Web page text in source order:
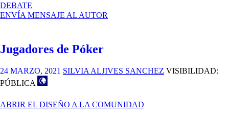
DEBATE
ABRIR
LA
–
FASE
1
CLASE
ENVÍA MENSAJE AL AUTOR
Jugadores de Póker
24 MARZO, 2021 SILVIA ALJIVES SANCHEZ VISIBILIDAD:
PÚBLICA
ABRIR EL DISEÑO A LA COMUNIDAD